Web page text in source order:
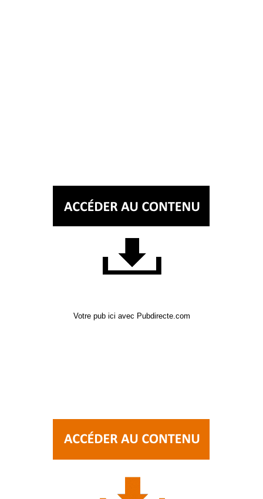
Votre pub ici avec Pubdirecte.com